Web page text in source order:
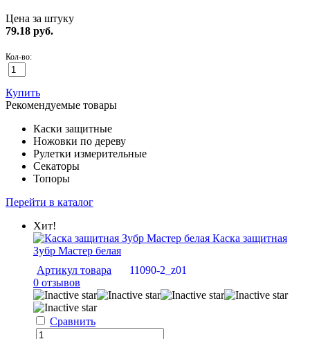
Цена за штуку
79.18 руб.
Кол-во:
Купить
Рекомендуемые товары
Каски защитные
Ножовки по дереву
Рулетки измерительные
Секаторы
Топоры
Перейти в каталог
Хит!
Каска защитная
Зубр Мастер белая
Артикул товара
11090-2_z01
0 отзывов
Сравнить